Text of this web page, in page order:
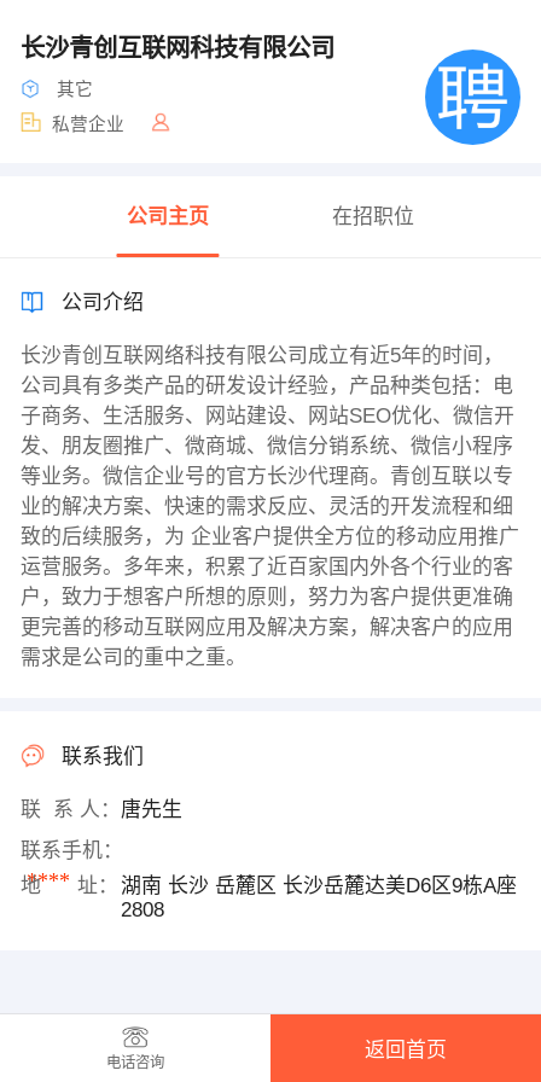
长沙青创互联网科技有限公司
其它
私营企业
公司主页 在招职位
公司介绍
长沙青创互联网络科技有限公司成立有近5年的时间，
公司具有多类产品的研发设计经验，产品种类包括：电
子商务、生活服务、网站建设、网站SEO优化、微信开
发、朋友圈推广、微商城、微信分销系统、微信小程序
等业务。微信企业号的官方长沙代理商。青创互联以专
业的解决方案、快速的需求反应、灵活的开发流程和细
致的后续服务，为 企业客户提供全方位的移动应用推广
运营服务。多年来，积累了近百家国内外各个行业的客
户，致力于想客户所想的原则，努力为客户提供更准确
更完善的移动互联网应用及解决方案，解决客户的应用
需求是公司的重中之重。
联系我们
联 系 人： 唐先生
联系手机：
****
地 址：
湖南 长沙 岳麓区 长沙岳麓达美D6区9栋A座
2808
电话咨询
返回首页